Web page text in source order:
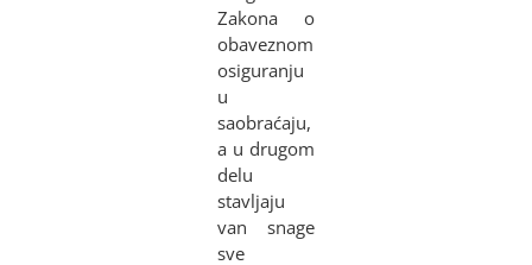
Zakona o
obaveznom
osiguranju
u
saobraćaju,
a u drugom
delu
stavljaju
van snage
sve